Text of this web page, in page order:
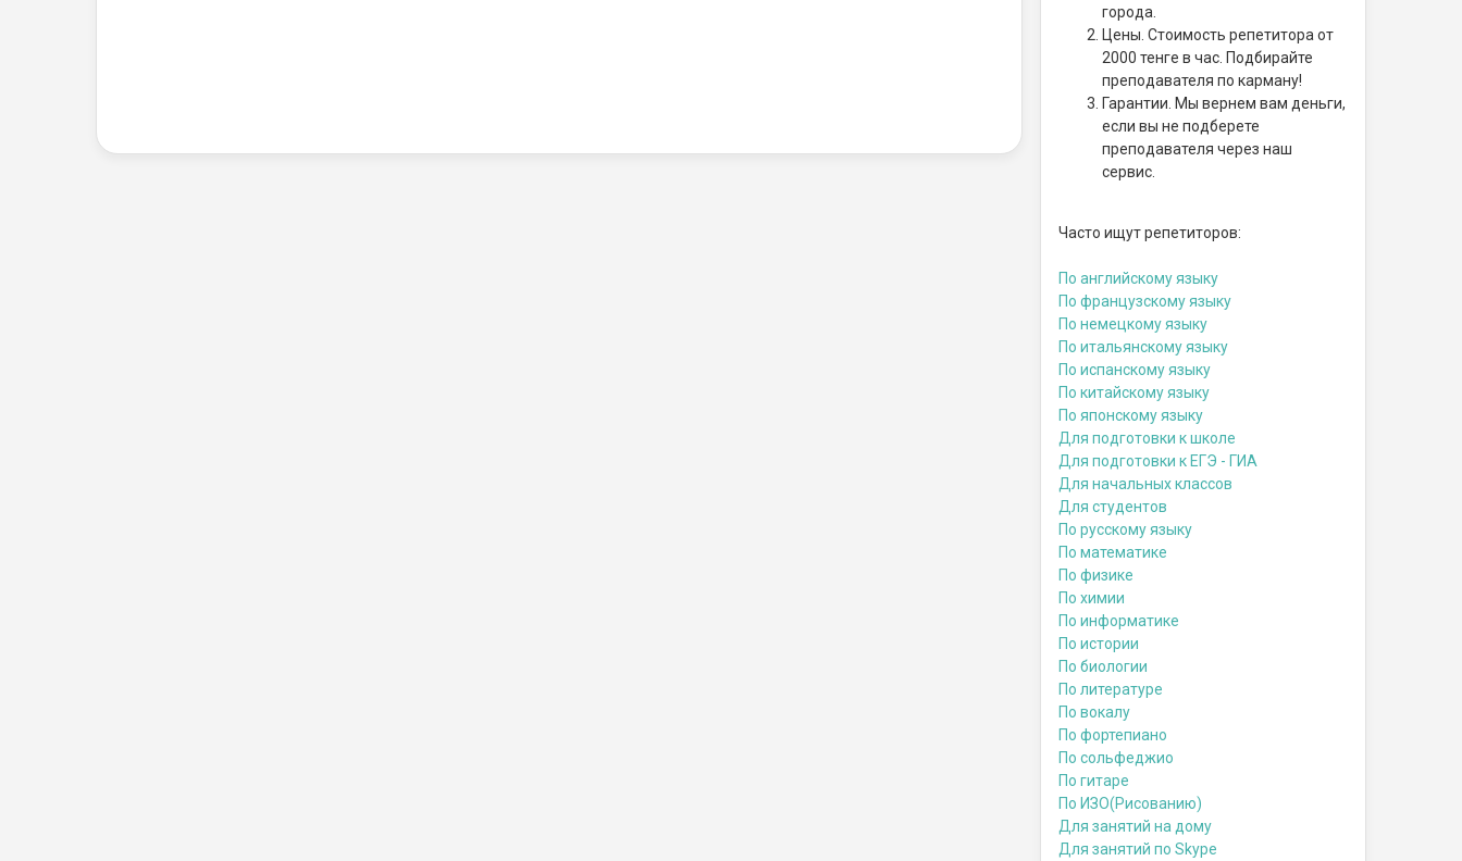
города.
Цены. Стоимость репетитора от
2000 тенге в час. Подбирайте
преподавателя по карману!
Гарантии. Мы вернем вам деньги,
если вы не подберете
преподавателя через наш
сервис.
Часто ищут репетиторов:
По английскому языку
По французскому языку
По немецкому языку
По итальянскому языку
По испанскому языку
По китайскому языку
По японскому языку
Для подготовки к школе
Для подготовки к ЕГЭ - ГИА
Для начальных классов
Для студентов
По русскому языку
По математике
По физике
По химии
По информатике
По истории
По биологии
По литературе
По вокалу
По фортепиано
По сольфеджио
По гитаре
По ИЗО(Рисованию)
Для занятий на дому
Для занятий по Skype